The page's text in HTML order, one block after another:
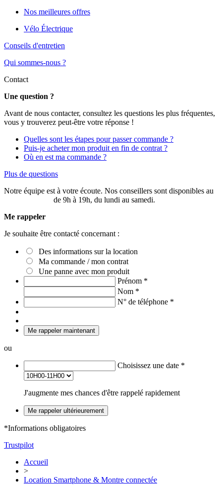
Nos meilleures offres
Vélo Électrique
Conseils d'entretien
Qui sommes-nous ?
Contact
Une question ?
Avant de nous contacter, consultez les questions les plus fréquentes,
vous y trouverez peut-être votre réponse !
Quelles sont les étapes pour passer commande ?
Puis-je acheter mon produit en fin de contrat ?
Où en est ma commande ?
Plus de questions
Notre équipe est à votre écoute. Nos conseillers sont disponibles au
de 9h à 19h, du lundi au samedi.
Me rappeler
Je souhaite être contacté concernant :
Des informations sur la location
Ma commande / mon contrat
Une panne avec mon produit
Prénom *
Nom *
N° de téléphone *
Me rappeler maintenant
ou
Choisissez une date *
J'augmente mes chances d'être rappelé rapidement
Me rappeler ultérieurement
*Informations obligatoires
Trustpilot
Accueil
>
Location Smartphone & Montre connectée